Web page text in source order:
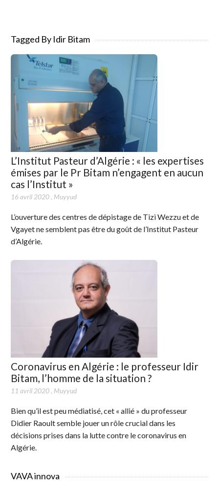
Tagged By Idir Bitam
L’Institut Pasteur d’Algérie : « les expertises
émises par le Pr Bitam n’engagent en aucun
cas l’Institut »
16 avril 2020, Muyyud
L’ouverture des centres de dépistage de Tizi Wezzu et de
Vgayet ne semblent pas être du goût de l’Institut Pasteur
d’Algérie.
Coronavirus en Algérie : le professeur Idir
Bitam, l’homme de la situation ?
11 avril 2020, Muyyud
Bien qu’il est peu médiatisé, cet « allié » du professeur
Didier Raoult semble jouer un rôle crucial dans les
décisions prises dans la lutte contre le coronavirus en
Algérie.
VAVA innova